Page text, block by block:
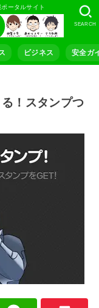
ータルサイト
ビジネス 安全ガ
SEARCH
！スタンプつ